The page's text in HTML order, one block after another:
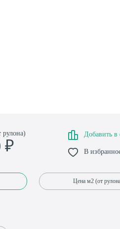
₽
Добавить в
В
Цена м2 (от